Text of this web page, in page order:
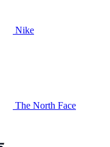
Nike
The North Face